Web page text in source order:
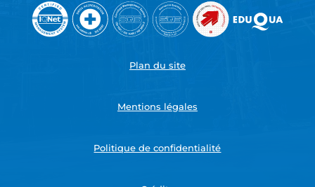
Plan du site
Mentions légales
Politique de confidentialité